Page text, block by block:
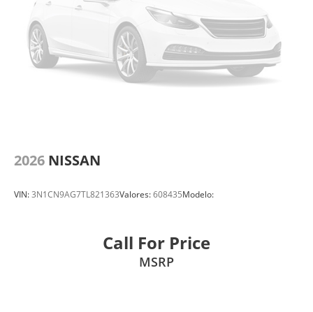
2026 NISSAN
VIN:3N1CN9AG7TL821363Valores:608435Modelo:
Call For Price
MSRP